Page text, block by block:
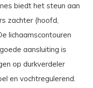
biedt het steun aan
zachter (hoofd,
lichaamscontouren
aansluiting is
op durkverdeler
en vochtregulerend.